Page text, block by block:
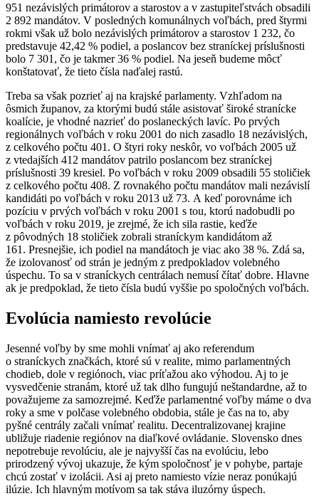
951 nezávislých primátorov a starostov a v zastupiteľstvách obsadili
2 892 mandátov. V posledných komunálnych voľbách, pred štyrmi
rokmi však už bolo nezávislých primátorov a starostov 1 232, čo
predstavuje 42,42 % podiel, a poslancov bez straníckej príslušnosti
bolo 7 301, čo je takmer 36 % podiel. Na jeseň budeme môcť
konštatovať, že tieto čísla naďalej rastú.
Treba sa však pozrieť aj na krajské parlamenty. Vzhľadom na
ôsmich županov, za ktorými budú stále asistovať široké stranícke
koalície, je vhodné nazrieť do poslaneckých lavíc. Po prvých
regionálnych voľbách v roku 2001 do nich zasadlo 18 nezávislých,
z celkového počtu 401. O štyri roky neskôr, vo voľbách 2005 už
z vtedajších 412 mandátov patrilo poslancom bez straníckej
príslušnosti 39 kresiel. Po voľbách v roku 2009 obsadili 55 stoličiek
z celkového počtu 408. Z rovnakého počtu mandátov mali nezávislí
kandidáti po voľbách v roku 2013 už 73. A keď porovnáme ich
pozíciu v prvých voľbách v roku 2001 s tou, ktorú nadobudli po
voľbách v roku 2019, je zrejmé, že ich sila rastie, keďže
z pôvodných 18 stoličiek zobrali straníckym kandidátom až
161. Presnejšie, ich podiel na mandátoch je viac ako 38 %. Zdá sa,
že izolovanosť od strán je jedným z predpokladov volebného
úspechu. To sa v straníckych centrálach nemusí čítať dobre. Hlavne
ak je predpoklad, že tieto čísla budú vyššie po spoločných voľbách.
Evolúcia namiesto revolúcie
Jesenné voľby by sme mohli vnímať aj ako referendum
o straníckych značkách, ktoré sú v realite, mimo parlamentných
chodieb, dole v regiónoch, viac príťažou ako výhodou. Aj to je
vysvedčenie stranám, ktoré už tak dlho fungujú neštandardne, až to
považujeme za samozrejmé. Keďže parlamentné voľby máme o dva
roky a sme v polčase volebného obdobia, stále je čas na to, aby
pyšné centrály začali vnímať realitu. Decentralizovanej krajine
ubližuje riadenie regiónov na diaľkové ovládanie. Slovensko dnes
nepotrebuje revolúciu, ale je najvyšší čas na evolúciu, lebo
prirodzený vývoj ukazuje, že kým spoločnosť je v pohybe, partaje
chcú zostať v izolácii. Asi aj preto namiesto vízie neraz ponúkajú
ilúzie. Ich hlavným motívom sa tak stáva iluzórny úspech.